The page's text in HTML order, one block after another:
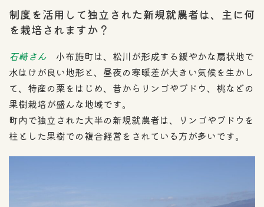
制度を活用して独立された新規就農者は、主に何
を栽培されますか？
石﨑さん 小布施町は、松川が形成する緩やかな扇状地で
水はけが良い地形と、昼夜の寒暖差が大きい気候を生かし
て、特産の栗をはじめ、昔からリンゴやブドウ、桃などの
果樹栽培が盛んな地域です。
町内で独立された大半の新規就農者は、リンゴやブドウを
柱とした果樹での複合経営をされている方が多いです。